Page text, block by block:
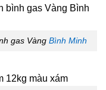
gas Vàng Bình Minh